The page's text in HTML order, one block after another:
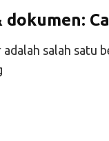
dokumen:
adalah salah